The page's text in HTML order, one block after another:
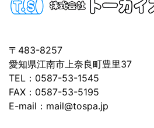
〒483-8257
愛知県江南市上奈良町豊里37
TEL：0587-53-1545
FAX：0587-53-5195
E-mail：mail@tospa.jp